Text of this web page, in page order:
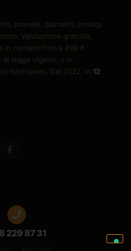
monete, diamanti, orologi
Valutazione gratuita,
in contanti fino a 499 €
legge vigenti, o in
istantaneo. Dal 2022, in 12
229 87 31